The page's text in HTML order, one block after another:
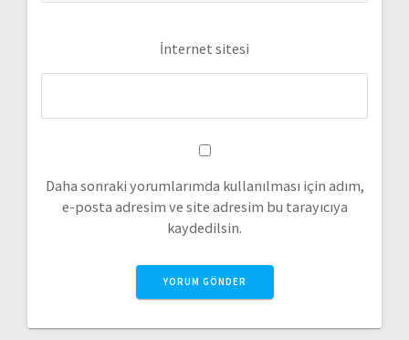
İnternet sitesi
Daha sonraki yorumlarımda kullanılması için adım,
e-posta adresim ve site adresim bu tarayıcıya
kaydedilsin.